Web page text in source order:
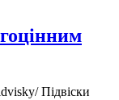
Підвіски